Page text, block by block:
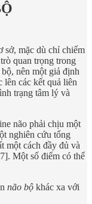
sở, mặc dù chỉ chiếm
quan trọng trong
nên một giả định
lên các kết quả liên
trạng tâm lý và
não phải chịu một
nghiên cứu tổng
một cách đầy đủ và
Một số điểm có thể
não bộ khác xa với